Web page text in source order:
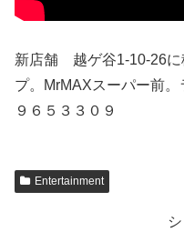
新店舗 越ゲ谷1-10-26に
プ。MrMAXスーパー前
９６５３３０９
Entertainment